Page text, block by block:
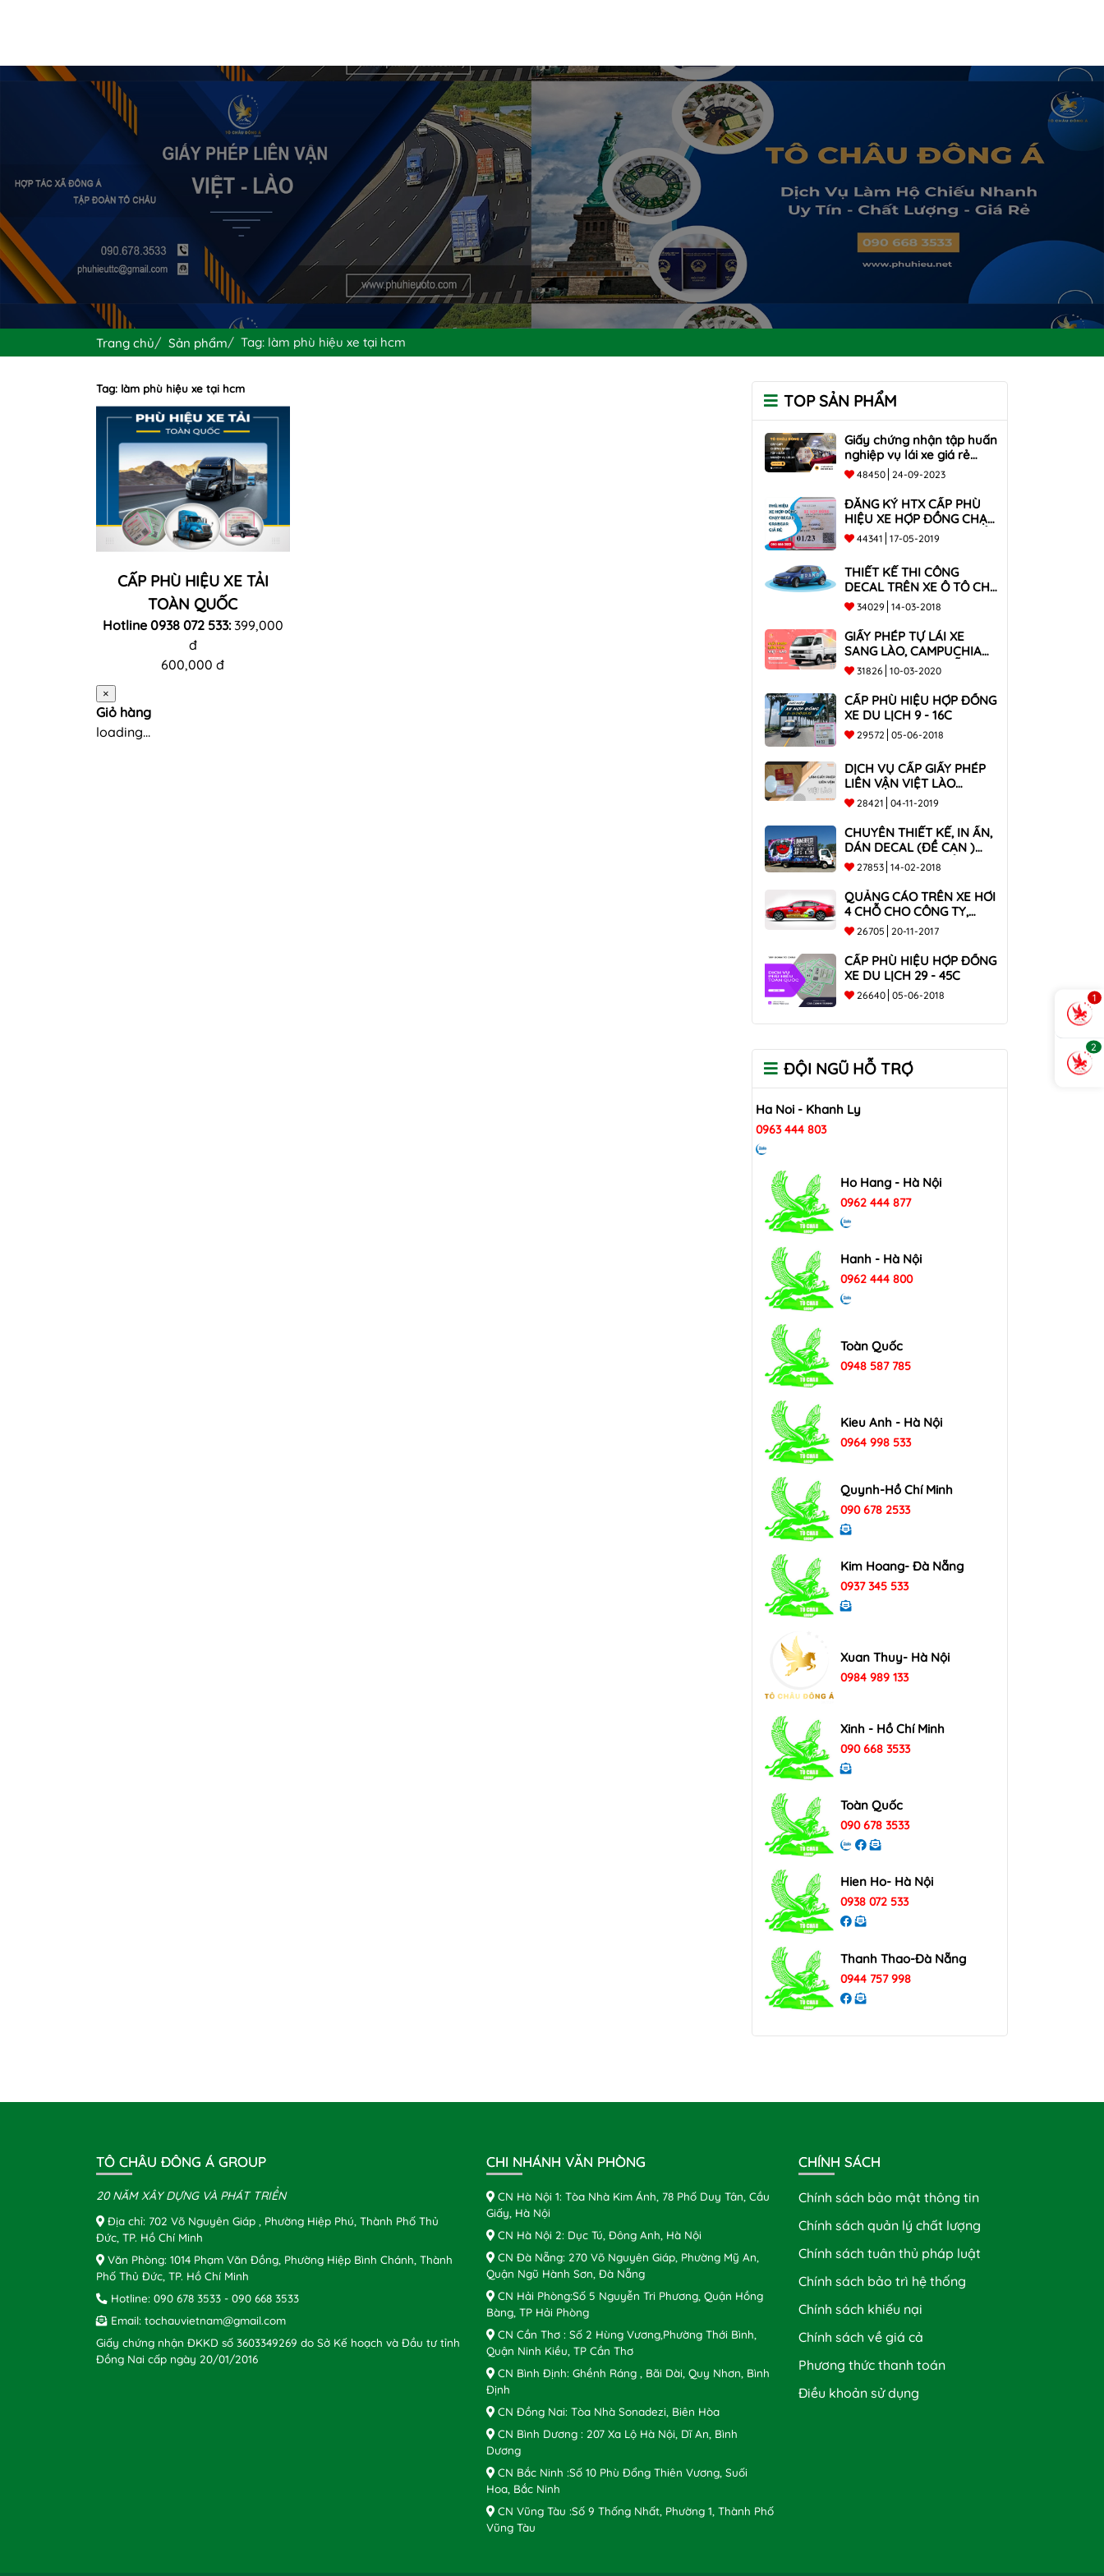
Trang chủ Sản phẩm Tag: làm phù hiệu xe tại hcm
Tag: làm phù hiệu xe tại hcm
CẤP PHÙ HIỆU XE TẢI
TOÀN QUỐC
Hotline 0938 072 533:399,000
đ
600,000 đ
×
Giỏ hàng
loading...
TOP SẢN PHẨM
Giấy chứng nhận tập huấn
nghiệp vụ lái xe giá rẻ
toàn quốc
48450 24-09-2023
ĐĂNG KÝ HTX CẤP PHÙ
HIỆU XE HỢP ĐỒNG CHẠY
BECAR, GRABCAR GIÁ RẺ
NHẤT
44341 17-05-2019
THIẾT KẾ THI CÔNG
DECAL TRÊN XE Ô TÔ CHO
CÔNG TY
34029 14-03-2018
GIẤY PHÉP TỰ LÁI XE
SANG LÀO, CAMPUCHIA
CHO XE DƯỚI 9 CHỖ VÀ
XE BÁN TẢI
31826 10-03-2020
CẤP PHÙ HIỆU HỢP ĐỒNG
XE DU LỊCH 9 - 16C
29572 05-06-2018
DỊCH VỤ CẤP GIẤY PHÉP
LIÊN VẬN VIỆT LÀO
NHANH CHÓNG , UY TÍN
TOÀN QUỐC
28421 04-11-2019
CHUYÊN THIẾT KẾ, IN ẤN,
DÁN DECAL (ĐỀ CAN )
TRÊN THÙNG XE TẢI CHO
CÔNG TY
27853 14-02-2018
QUẢNG CÁO TRÊN XE HƠI
4 CHỖ CHO CÔNG TY,
DOANH NGHIỆP
26705 20-11-2017
CẤP PHÙ HIỆU HỢP ĐỒNG
XE DU LỊCH 29 - 45C
26640 05-06-2018
ĐỘI NGŨ HỖ TRỢ
Ha Noi - Khanh Ly
0963 444 803
Ho Hang - Hà Nội
0962 444 877
Hanh - Hà Nội
0962 444 800
Toàn Quốc
0948 587 785
Kieu Anh - Hà Nội
0964 998 533
Quynh-Hồ Chí Minh
090 678 2533
Kim Hoang- Đà Nẵng
0937 345 533
Xuan Thuy- Hà Nội
0984 989 133
Xinh - Hồ Chí Minh
090 668 3533
Toàn Quốc
090 678 3533
Hien Ho- Hà Nội
0938 072 533
Thanh Thao-Đà Nẵng
0944 757 998
TÔ CHÂU ĐÔNG Á GROUP
20 NĂM XÂY DỰNG VÀ PHÁT TRIỂN
Địa chỉ: 702 Võ Nguyên Giáp , Phường Hiệp Phú, Thành Phố Thủ
Đức, TP. Hồ Chí Minh
Văn Phòng: 1014 Phạm Văn Đồng, Phường Hiệp Bình Chánh, Thành
Phố Thủ Đức, TP. Hồ Chí Minh
Hotline: 090 678 3533 - 090 668 3533
Email: tochauvietnam@gmail.com
Giấy chứng nhận ĐKKD số 3603349269 do Sở Kế hoạch và Đầu tư tỉnh
Đồng Nai cấp ngày 20/01/2016
1
2
CHI NHÁNH VĂN PHÒNG
CN Hà Nội 1: Tòa Nhà Kim Ánh, 78 Phố Duy Tân, Cầu
Giấy, Hà Nội
CN Hà Nội 2: Dục Tú, Đông Anh, Hà Nội
CN Đà Nẵng: 270 Võ Nguyên Giáp, Phường Mỹ An,
Quận Ngũ Hành Sơn, Đà Nẵng
CN Hải Phòng:Số 5 Nguyễn Tri Phương, Quận Hồng
Bàng, TP Hải Phòng
CN Cần Thơ : Số 2 Hùng Vương,Phường Thới Bình,
Quận Ninh Kiều, TP Cần Thơ
CN Bình Định: Ghềnh Ráng , Bãi Dài, Quy Nhơn, Bình
Định
CN Đồng Nai: Tòa Nhà Sonadezi, Biên Hòa
CN Bình Dương : 207 Xa Lộ Hà Nội, Dĩ An, Bình
Dương
CN Bắc Ninh :Số 10 Phù Đổng Thiên Vương, Suối
Hoa, Bắc Ninh
CN Vũng Tàu :Số 9 Thống Nhất, Phường 1, Thành Phố
Vũng Tàu
CHÍNH SÁCH
Chính sách bảo mật thông tin
Chính sách quản lý chất lượng
Chính sách tuân thủ pháp luật
Chính sách bảo trì hệ thống
Chính sách khiếu nại
Chính sách về giá cả
Phương thức thanh toán
Điều khoản sử dụng